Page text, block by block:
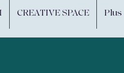
CREATIVE SPACE Plus